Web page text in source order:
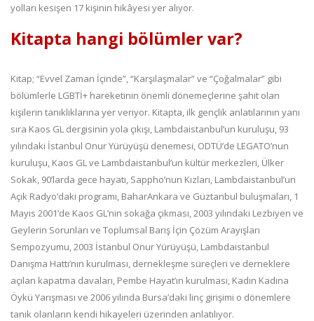
yolları kesişen 17 kişinin hikâyesi yer alıyor.
Kitapta hangi bölümler var?
Kitap; “Evvel Zaman İçinde”, “Karşılaşmalar” ve “Çoğalmalar” gibi
bölümlerle LGBTİ+ hareketinin önemli dönemeçlerine şahit olan
kişilerin tanıklıklarına yer veriyor. Kitapta, ilk gençlik anlatılarının yanı
sıra Kaos GL dergisinin yola çıkışı, Lambdaistanbul’un kuruluşu, 93
yılındaki İstanbul Onur Yürüyüşü denemesi, ODTÜ’de LEGATO’nun
kuruluşu, Kaos GL ve Lambdaistanbul’un kültür merkezleri, Ülker
Sokak, 90’larda gece hayatı, Sappho’nun Kızları, Lambdaistanbul’un
Açık Radyo’daki programı, BaharAnkara ve Güztanbul buluşmaları, 1
Mayıs 2001’de Kaos GL’nin sokağa çıkması, 2003 yılındaki Lezbiyen ve
Geylerin Sorunları ve Toplumsal Barış İçin Çözüm Arayışları
Sempozyumu, 2003 İstanbul Onur Yürüyüşü, Lambdaistanbul
Danışma Hattı’nın kurulması, dernekleşme süreçleri ve derneklere
açılan kapatma davaları, Pembe Hayat’ın kurulması, Kadın Kadına
Öykü Yarışması ve 2006 yılında Bursa’daki linç girişimi o dönemlere
tanık olanların kendi hikayeleri üzerinden anlatılıyor.